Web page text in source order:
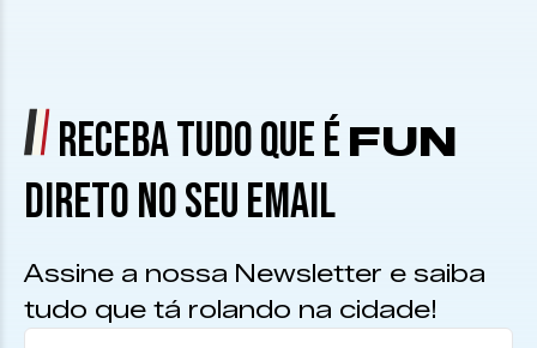
RECEBA TUDO QUE É FUN
DIRETO NO SEU EMAIL
Assine a nossa Newsletter e saiba
tudo que tá rolando na cidade!